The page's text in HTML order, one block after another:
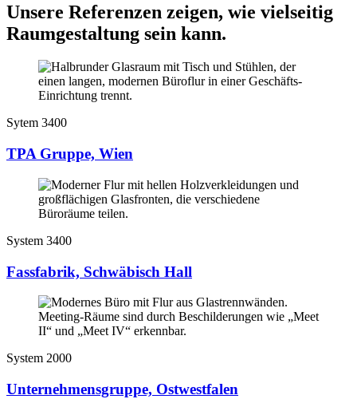
Unsere Referenzen zeigen, wie vielseitig
Raumgestaltung sein kann.
Sytem 3400
TPA Gruppe, Wien
System 3400
Fassfabrik, Schwäbisch Hall
System 2000
Unternehmensgruppe, Ostwestfalen